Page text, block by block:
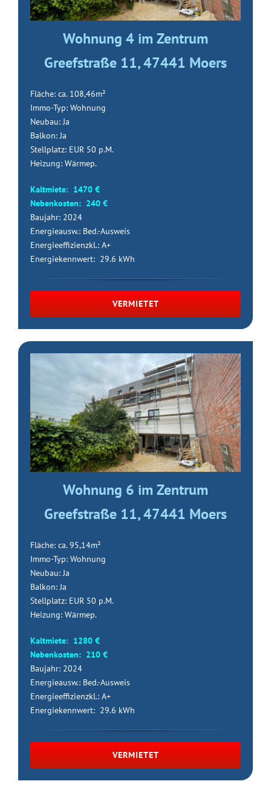
Wohnung 4 im Zentrum
Greefstraße 11, 47441 Moers
Fläche: ca. 108,46m²
Immo-Typ: Wohnung
Neubau: Ja
Balkon: Ja
Stellplatz: EUR 50 p.M.
Heizung: Wärmep.
Kaltmiete: 1470 €
Nebenkosten: 240 €
Baujahr: 2024
Energieausw.: Bed.-Ausweis
Energieeffizienzkl.: A+
Energiekennwert: 29.6 kWh
VERMIETET
Wohnung 6 im Zentrum
Greefstraße 11, 47441 Moers
Fläche: ca. 95,14m²
Immo-Typ: Wohnung
Neubau: Ja
Balkon: Ja
Stellplatz: EUR 50 p.M.
Heizung: Wärmep.
Kaltmiete: 1280 €
Nebenkosten: 210 €
Baujahr: 2024
Energieausw.: Bed.-Ausweis
Energieeffizienzkl.: A+
Energiekennwert: 29.6 kWh
VERMIETET